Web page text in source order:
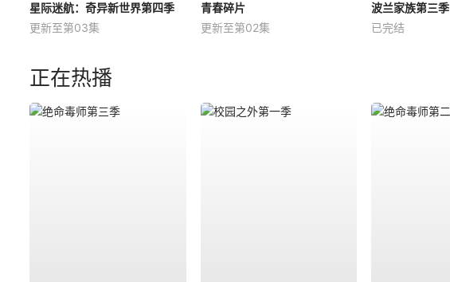
星际迷航：奇异新世界第四季
更新至第03集
青春碎片
更新至第02集
波兰家族第三季
已完结
正在热播